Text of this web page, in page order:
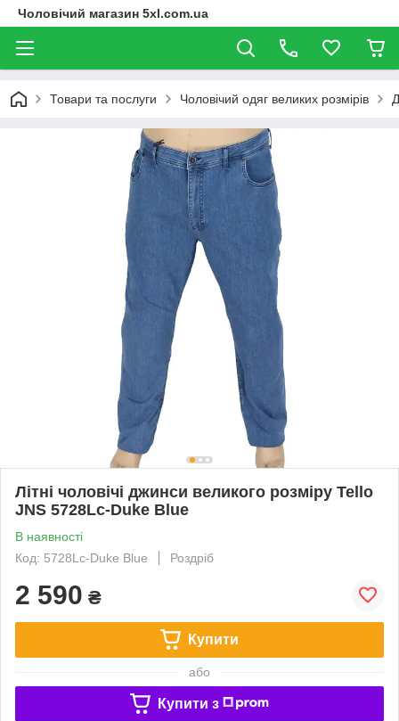
Чоловічий магазин 5xl.com.ua
Товари та послуги Чоловічий одяг великих розмірів
Літні чоловічі джинси великого розміру Tello
JNS 5728Lc-Duke Blue
В наявності
Код: 5728Lc-Duke Blue
Роздріб
2 590 ₴
Купити
або
Купити з